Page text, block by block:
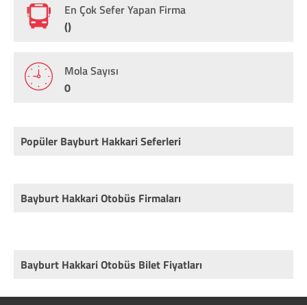
En Çok Sefer Yapan Firma
()
Mola Sayısı
0
Popüler Bayburt Hakkari Seferleri
Bayburt Hakkari Otobüs Firmaları
Bayburt Hakkari Otobüs Bilet Fiyatları